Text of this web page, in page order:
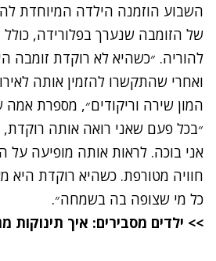
השבוע הוזמנה הילדה המיוחדת
של הזומבה שנערך בפלורידה,
להוריה. ״כשהיא לא רוקדת זומבה
ואחרי שהתקשרו להזמין אותה
המון שירה וריקודים״, מספרת אמה
״בכל פעם שאני רואה אותה רוקדת,
אני בוכה. לראות אותה מופיעה
חוויה מטורפת. כשהיא רוקדת היא
כל מי שצופה בה בשמחה״.
>> ילדים מסבירים: איך תינוקות